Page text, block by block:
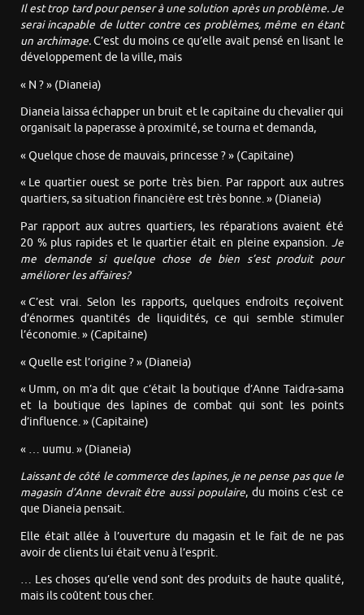
Il est trop tard pour penser à une solution après un problème. Je
serai incapable de lutter contre ces problèmes, même en étant
un archimage.C’est du moins ce qu’elle avait pensé en lisant le
développement de la ville, mais
« N ? » (Dianeia)
Dianeia laissa échapper un bruit et le capitaine du chevalier qui
organisait la paperasse à proximité, se tourna et demanda,
« Quelque chose de mauvais, princesse ? » (Capitaine)
« Le quartier ouest se porte très bien. Par rapport aux autres
quartiers, sa situation financière est très bonne. » (Dianeia)
Par rapport aux autres quartiers, les réparations avaient été
20 % plus rapides et le quartier était en pleine expansion. Je
me demande si quelque chose de bien s’est produit pour
améliorer les affaires?
« C’est vrai. Selon les rapports, quelques endroits reçoivent
d’énormes quantités de liquidités, ce qui semble stimuler
l’économie. » (Capitaine)
« Quelle est l’origine ? » (Dianeia)
« Umm, on m’a dit que c’était la boutique d’Anne Taidra-sama
et la boutique des lapines de combat qui sont les points
d’influence. » (Capitaine)
« … uumu. » (Dianeia)
Laissant de côté le commerce des lapines, je ne pense pas que le
magasin d’Anne devrait être aussi populaire, du moins c’est ce
que Dianeia pensait.
Elle était allée à l’ouverture du magasin et le fait de ne pas
avoir de clients lui était venu à l’esprit.
… Les choses qu’elle vend sont des produits de haute qualité,
mais ils coûtent tous cher.